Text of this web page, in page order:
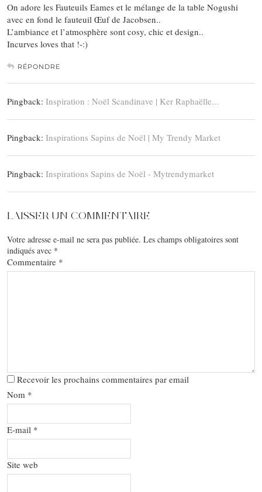
On adore les Fauteuils Eames et le mélange de la table Nogushi
avec en fond le fauteuil Œuf de Jacobsen..
L’ambiance et l’atmosphère sont cosy, chic et design..
Incurves loves that !-:)
RÉPONDRE
Pingback: Inspiration : Noël Scandinave | Ker Raphaëlle...
Pingback: Inspirations Sapins de Noël | My Trendy Market
Pingback: Inspirations Sapins de Noël - Mytrendymarket
LAISSER UN COMMENTAIRE
Votre adresse e-mail ne sera pas publiée. Les champs obligatoires sont
indiqués avec *
Commentaire *
Recevoir les prochains commentaires par email
Nom *
E-mail *
Site web